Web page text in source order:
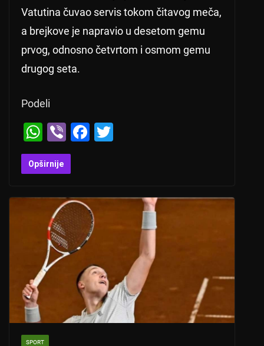
Vatutina čuvao servis tokom čitavog meča,
a brejkove je napravio u desetom gemu
prvog, odnosno četvrtom i osmom gemu
drugog seta.
Podeli
W
h
at
A
p
p
Vi
b
er
F
b
o
o
k
Opširnije
SPORT